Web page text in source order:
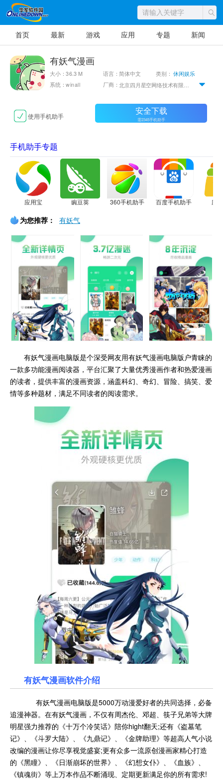
首页 最新 游戏 应用 专题 新闻
有妖气漫画
大小：36.3 M 语言：简体中文 类别：休闲娱乐
系统：winall
厂商：
使用手机助手 安全下载
需2345手机助手
手机助手专题
应用宝 豌豆荚 360手机助手 百度手机助手 应
为您推荐： 有妖气
有妖气漫画电脑版是个深受网友用有妖气漫画电脑版户青睐的
一款多功能漫画阅读器，平台汇聚了大量优秀漫画作者和热爱漫画
的读者，提供丰富的漫画资源，涵盖科幻、奇幻、冒险、搞笑、爱
情等多种题材，满足不同读者的阅读需求。
有妖气漫画软件介绍
有妖气漫画电脑版是5000万动漫爱好者的共同选择，必备
追漫神器。在有妖气漫画，不仅有周杰伦、邓超、筷子兄弟等大牌
明星强力推荐的《十万个冷笑话》陪你hight翻天;还有《盗墓笔
记》、《斗罗大陆》、《九鼎记》、《金牌助理》等超高人气小说
改编的漫画让你尽享视觉盛宴;更有众多一流原创漫画家精心打造
的《黑瞳》、《日渐崩坏的世界》、《幻想女仆》、《血族》、
《镇魂街》等上万本作品不断涌现、定期更新满足你的所有需求!